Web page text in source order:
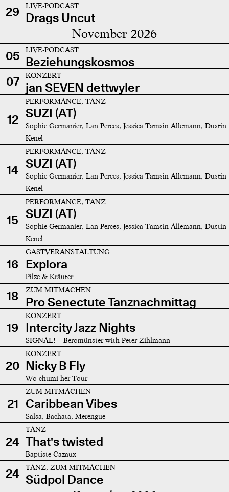
29
LIVE-PODCAST
Drags Uncut
November 2026
05 LIVE-PODCAST
Beziehungskosmos
07
KONZERT
jan SEVEN dettwyler
12
PERFORMANCE, TANZ
SUZI (AT)
Sophie Germanier, Lan Perces, Jessica Tamsin Allemann, Dustin
Kenel
14
PERFORMANCE, TANZ
SUZI (AT)
Sophie Germanier, Lan Perces, Jessica Tamsin Allemann, Dustin
Kenel
15
PERFORMANCE, TANZ
SUZI (AT)
Sophie Germanier, Lan Perces, Jessica Tamsin Allemann, Dustin
Kenel
16
GASTVERANSTALTUNG
Explora
Pilze & Kräuter
18 ZUM MITMACHEN
Pro Senectute Tanznachmittag
19
KONZERT
Intercity Jazz Nights
SIGNAL! – Beromünster with Peter Zihlmann
20
KONZERT
Nicky B Fly
Wo chumi her Tour
21
ZUM MITMACHEN
Caribbean Vibes
Salsa, Bachata, Merengue
24
TANZ
That's twisted
Baptiste Cazaux
24 TANZ, ZUM MITMACHEN
Südpol Dance